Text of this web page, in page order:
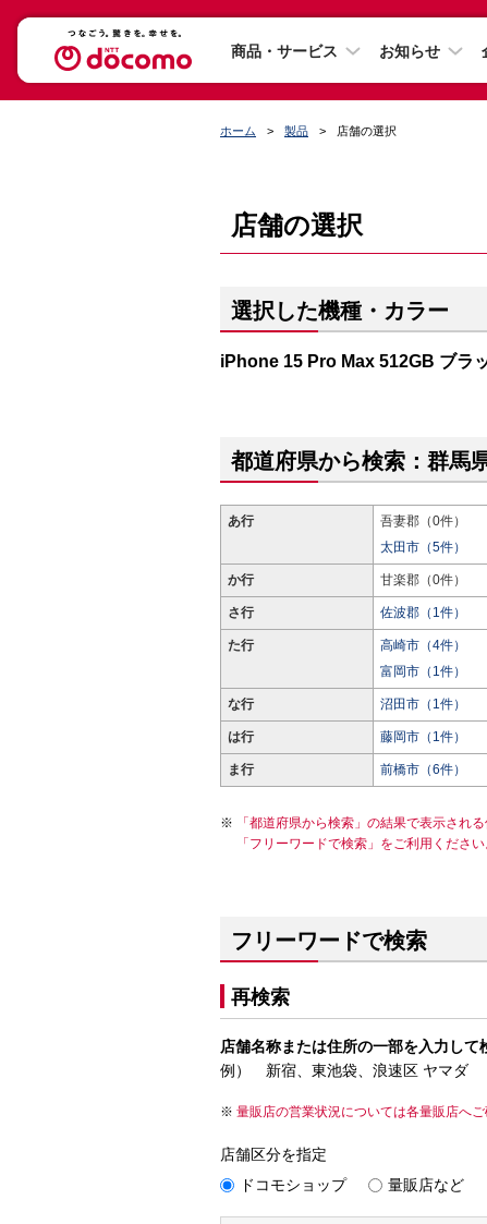
商品・サービス お知らせ
ホーム 製品 店舗の選択
店舗の選択
選択した機種・カラー
iPhone 15 Pro Max 512GB ブラ
都道府県から検索：群馬
あ行 吾妻郡（0件）
太田市（5件）
か行 甘楽郡（0件）
さ行 佐波郡（1件）
た行 高崎市（4件）
富岡市（1件）
な行 沼田市（1件）
は行 藤岡市（1件）
ま行 前橋市（6件）
「都道府県から検索」の結果で表示され
「フリーワードで検索」をご利用ください
フリーワードで検索
再検索
店舗名称または住所の一部を入力して
例） 新宿、東池袋、浪速区 ヤマダ
量販店の営業状況については各量販店へご
店舗区分を指定
ドコモショップ
量販店など